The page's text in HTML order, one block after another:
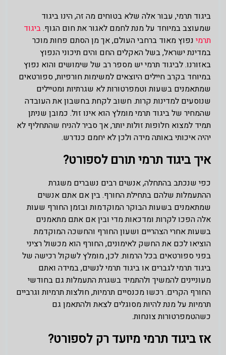
ביגוד תרמי, עבור אלה שלא בטוחים מה זה, הינו ביגוד
שמעוצב במיוחד על מנת לחמם לאגור את חום הגוף.ביגוד
תרמי נפוץ מאוד ברחבי העולם, אך מן הסתם פחות מוכר
במדינת ישראל, בשל האקלים החם והים תיכוני הנפוץ
באזורנו. לביגוד תרמי יש מספר רב של שימושים והוא נפוץ
במיוחד בקרב חיילים היוצאים למשימות חורפיות, ספורטאים
שמתאמנים בשעות וטמפרטורות לא שגרתיות ומטיילים
שנוסעים למדינות קרות. חשוב לקחת בחשבון את העובדה
שהמחיר של ביגוד תרמי מומלץ הוא אינו זול. כמובן שניתן
תמיד למצוא חלופות זולות יותר, אך סביר להניח שהתחליף לא
יהיה איכותי באותה מידה ולכן לא יחמם כנדרש.
איך ביגוד תרמי תורם לספורט?
כפי שנכתב בהתחלה, אנשים רבים נשברים משגרת
ההתעמלות שלהם בתחילת החורף. בין אם אתם אנשים
שמתאמנים בשעות הבוקר המוקדמות ובזמן החורף שעות
אלה הפכו לקרות ומדכאות מדי ובין אם אתם מתאמנים
בשעות אחרי הצהריים ושעון החורף והחשכה המוקדמת
הוציאו לכם את החשק לאימונים, החורף הוא מכשול רציני
בפני ספורטאים בכל הרמות. לכן, מומלץ לשקול רכישה של
ביגוד תרמי לגברים או ביגוד תרמי לנשים, במידה ואתם
מעוניינים להמשיך ולהתמיד בשגרת התעמלות גם בחודשי
החורף הקרים. רכשו מכנסיים תרמיות, חולצות תרמיות וגרביים
תרמיות על מנת להיות מסוגלים לצאת ולהתאמן גם
כשהטמפרטורות צונחות.
אז ביגוד תרמי מיועד רק לספורט?